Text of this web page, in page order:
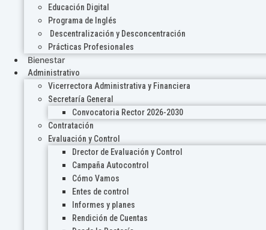
Educación Digital
Programa de Inglés
Descentralización y Desconcentración
Prácticas Profesionales
Bienestar
Administrativo
Vicerrectora Administrativa y Financiera
Secretaría General
Convocatoria Rector 2026-2030
Contratación
Evaluación y Control
Drector de Evaluación y Control
Campaña Autocontrol
Cómo Vamos
Entes de control
Informes y planes
Rendición de Cuentas